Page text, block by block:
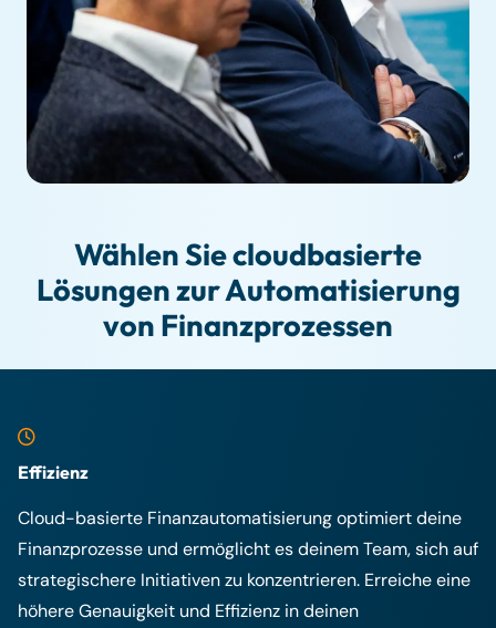
Wählen Sie cloudbasierte
Lösungen zur Automatisierung
von Finanzprozessen
Effizienz
Cloud-basierte Finanzautomatisierung optimiert deine
Finanzprozesse und ermöglicht es deinem Team, sich auf
strategischere Initiativen zu konzentrieren. Erreiche eine
höhere Genauigkeit und Effizienz in deinen